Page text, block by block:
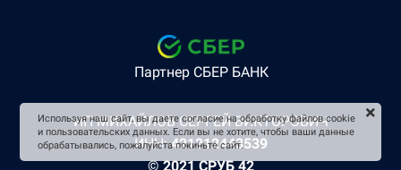
Партнер СБЕР БАНК
ИП МИХАЙЛОВ СЕРГЕЙ ВИКТОРОВИЧ
ИНН:421212443539
© 2021 СРУБ 42
Используя наш сайт, вы даете согласие на обработку файлов cookie
и пользовательских данных. Если вы не хотите, чтобы ваши данные
обрабатывались, пожалуйста покиньте сайт.